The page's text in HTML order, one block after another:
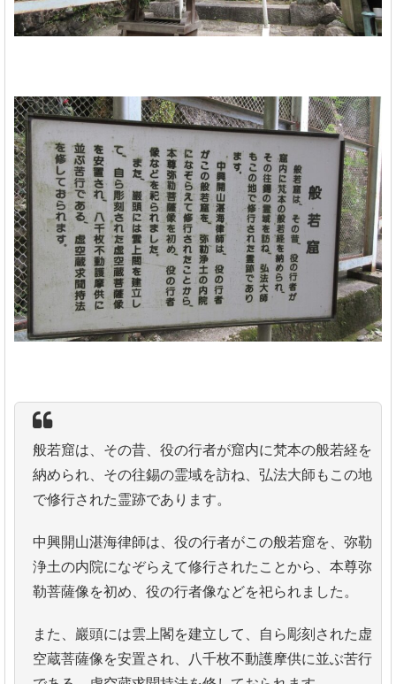
般若窟は、その昔、役の行者が窟内に梵本の般若経を
納められ、その往錫の霊域を訪ね、弘法大師もこの地
で修行された霊跡であります。
中興開山湛海律師は、役の行者がこの般若窟を、弥勒
浄土の内院になぞらえて修行されたことから、本尊弥
勒菩薩像を初め、役の行者像などを祀られました。
また、巖頭には雲上閣を建立して、自ら彫刻された虚
空蔵菩薩像を安置され、八千枚不動護摩供に並ぶ苦行